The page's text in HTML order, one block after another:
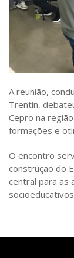
A reunião,
Trentin,
Cepro na
formações e
O encontro
construção do
central para as